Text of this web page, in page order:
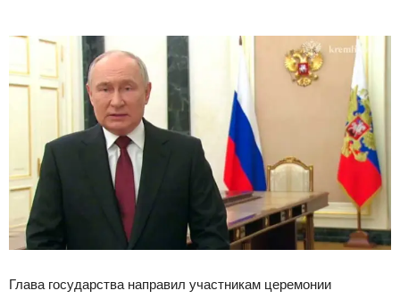
Глава государства направил участникам церемонии